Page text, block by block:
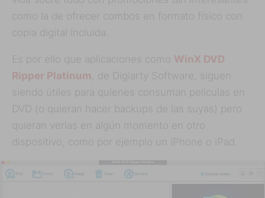
como la de ofrecer combos en formato físico con
copia digital incluida.
Es por ello que aplicaciones como WinX DVD
Ripper Platinum , de Digiarty Software, siguen
siendo útiles para quienes consuman películas en
DVD (o quieran hacer backups de las suyas) pero
quieran verlas en algún momento en otro
dispositivo, como por ejemplo un iPhone o iPad.